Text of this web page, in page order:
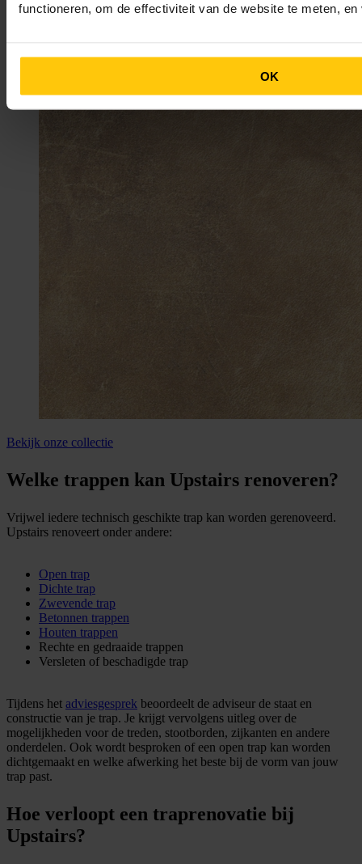
functioneren, om de effectiviteit van de website te meten,
OK
Bekijk onze collectie
Welke trappen kan Upstairs renoveren?
Vrijwel iedere technisch geschikte trap kan worden gerenoveerd.
Upstairs renoveert onder andere:
Open trap
Dichte trap
Zwevende trap
Betonnen trappen
Houten trappen
Rechte en gedraaide trappen
Versleten of beschadigde trap
Tijdens het adviesgesprek beoordeelt de adviseur de staat en
constructie van je trap. Je krijgt vervolgens uitleg over de
mogelijkheden voor de treden, stootborden, zijkanten en andere
onderdelen. Ook wordt besproken of een open trap kan worden
dichtgemaakt en welke afwerking het beste bij de vorm van jouw
trap past.
Hoe verloopt een traprenovatie bij
Upstairs?